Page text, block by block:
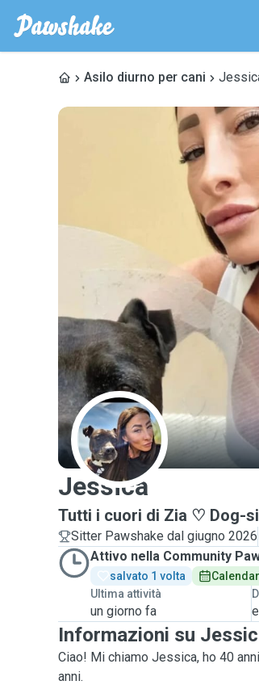
Asilo diurno per cani
J
Jessica
Tutti i cuori di Zia ♡ Dog-
Sitter Pawshake dal giugno 2026
Attivo nella Community
salvato 1 volta
Ultima attività
un giorno fa
Informazioni su
Ciao! Mi chiamo Jessica, ho 40
anni.